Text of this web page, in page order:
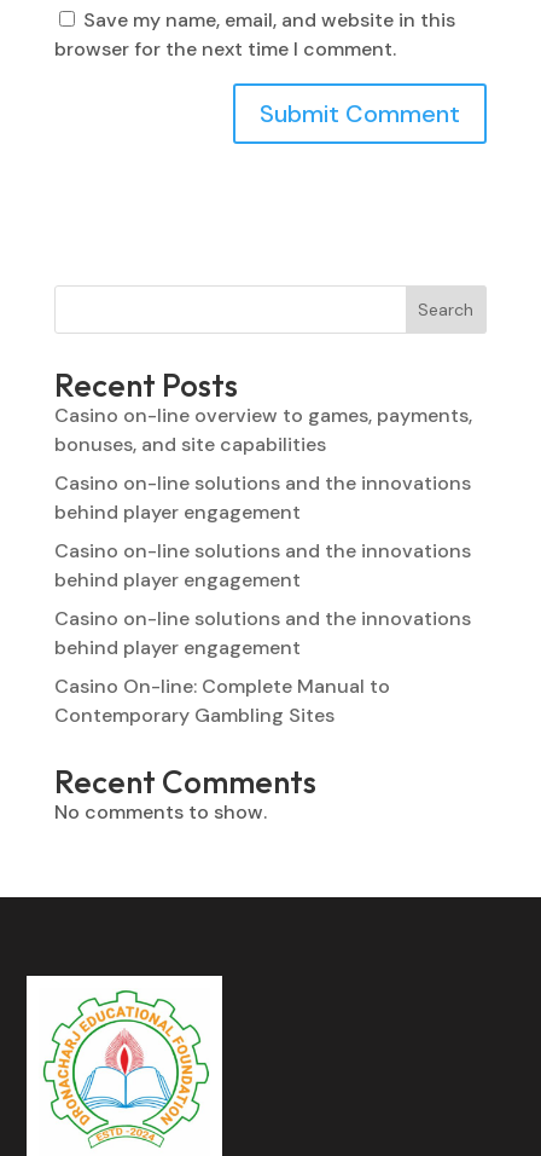
Save my name, email, and website in this
browser for the next time I comment.
Search
Recent Posts
Casino on-line overview to games, payments,
bonuses, and site capabilities
Casino on-line solutions and the innovations
behind player engagement
Casino on-line solutions and the innovations
behind player engagement
Casino on-line solutions and the innovations
behind player engagement
Casino On-line: Complete Manual to
Contemporary Gambling Sites
Recent Comments
No comments to show.